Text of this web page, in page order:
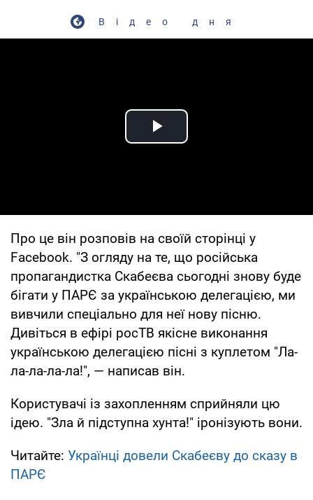
Відео дня
Play Video
Про це він розповів на своїй сторінці у
Facebook. "З огляду на те, що російська
пропагандистка Скабеєва сьогодні знову буде
бігати у ПАРЄ за українською делегацією, ми
вивчили спеціально для неї нову пісню.
Дивіться в ефірі росТВ якісне виконання
українською делегацією пісні з куплетом "Ла-
ла-ла-ла-ла!", — написав він.
Користувачі із захопленням сприйняли цю
ідею. "Зла й підступна хунта!" іронізують вони.
Читайте: Українці довели Скабеєву до сказу в
ПАРЄ